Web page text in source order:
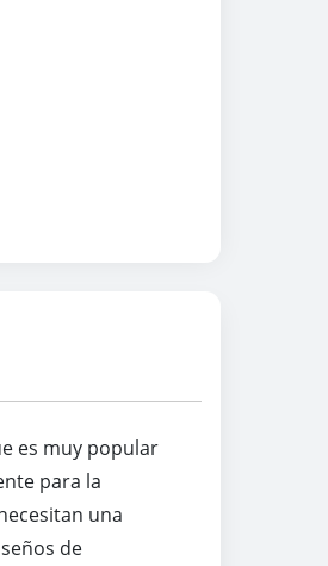
es muy popular
para la
una
de